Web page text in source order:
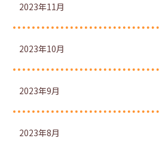
2023年11月
2023年10月
2023年9月
2023年8月